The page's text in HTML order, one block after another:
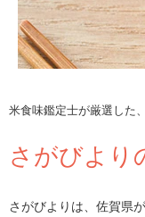
米食味鑑定士が厳選した
さがびより
さがびよりは、佐賀県